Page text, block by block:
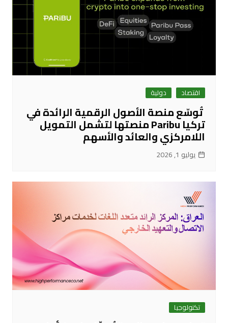
اقتصاد دولية
تُوسّع منصة الأصول الرقمية الرائدة في
تركيا Paribu منصتها لتشمل التمويل
اللامركزي والعائد والأسهم
يوليو 1, 2026
تكنولوجيا